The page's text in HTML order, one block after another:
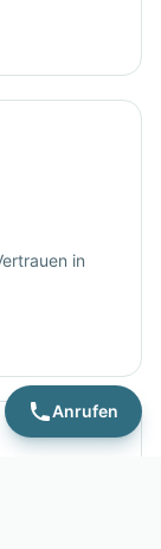
in
Anrufen